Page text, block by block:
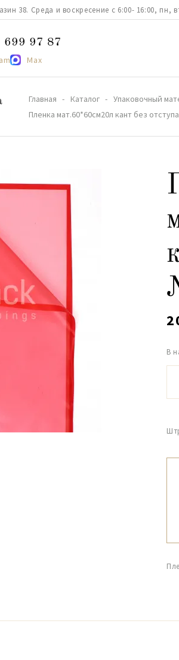
38. Среда и воскресение с 6:00- 16:00, пн,
97 87
Max
Главная Каталог Упаковочный
Пленка мат.60*60см20л кант без отступа
В